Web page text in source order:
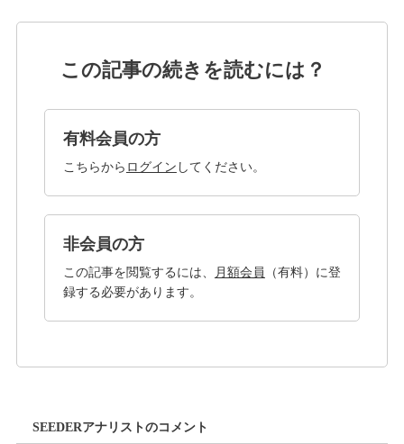
この記事の続きを読むには？
有料会員の方
こちらから ログイン してください。
非会員の方
この記事を閲覧するには、 月額会員
（有料）に登
録する必要があります。
SEEDERアナリストのコメント